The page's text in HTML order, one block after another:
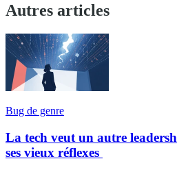
Autres articles
Bug de genre
La tech veut un autre
ses vieux réflexes